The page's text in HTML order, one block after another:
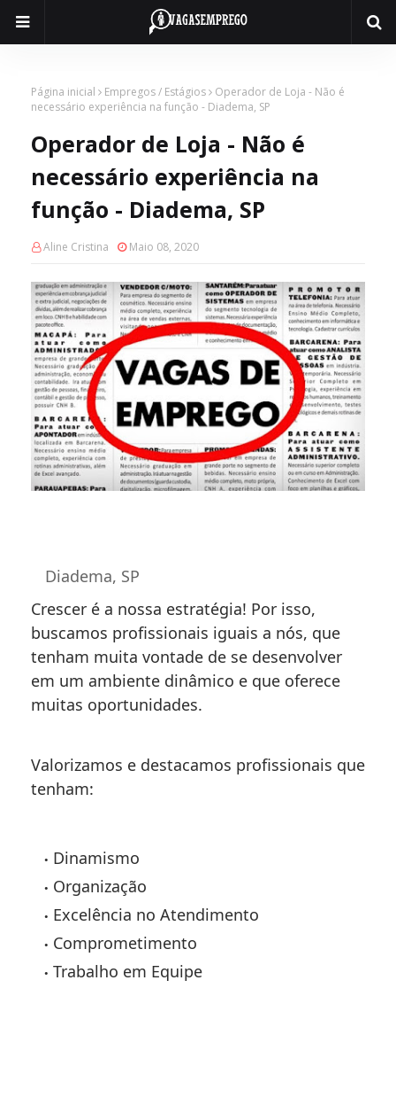
Página inicial Empregos / Estágios
Operador de Loja - Não é
necessário experiência na função - Diadema, SP
Operador de Loja - Não é
necessário experiência na
função - Diadema, SP
Aline Cristina Maio 08, 2020
Diadema, SP
Crescer é a nossa estratégia! Por isso,
buscamos profissionais iguais a nós, que
tenham muita vontade de se desenvolver
em um ambiente dinâmico e que oferece
muitas oportunidades.
Valorizamos e destacamos profissionais que
tenham:
Dinamismo
Organização
Excelência no Atendimento
Comprometimento
Trabalho em Equipe